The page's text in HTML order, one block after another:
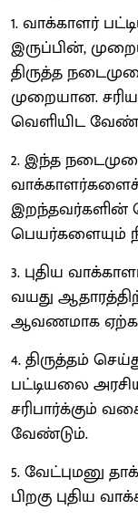
1. வாக்காளர்
இருப்பின்,
திருத்த
முறையான.
வெளியிட
2. இந்த
இறந்தவர்களின்
பெயர்களையும்
3. புதிய
வயது
ஆவணமாக ஏற்க
4. திருத்தம்
பட்டியலை
சரிபார்க்கும்
வேண்டும்.
5. வேட்புமனு
பிறகு புதிய